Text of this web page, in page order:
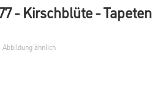
- Kirschblüte - Tapeten
Abbildung ähnlich